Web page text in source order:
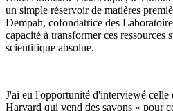
un simple réservoir de matières
Dempah, cofondatrice des
capacité à transformer ces ressources
scientifique absolue.
J'ai eu l'opportunité d'interviewé celle
Harvard qui vend des savons » pour